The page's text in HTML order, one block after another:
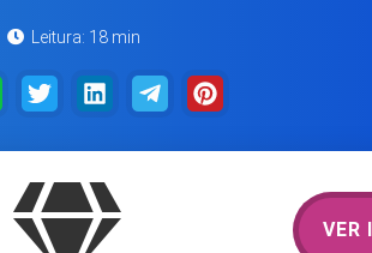
Leitura: 18 min
VER